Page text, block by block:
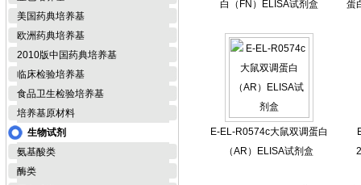
美国药典培养基
欧洲药典培养基
2010版中国药典培养基
临床检验培养基
食品卫生检验培养基
培养基原材料
生物试剂
氨基酸类
酶类
白（FN）ELISA试剂盒
蛋
E-EL-R0574c大鼠双调蛋白
（AR）ELISA试剂盒